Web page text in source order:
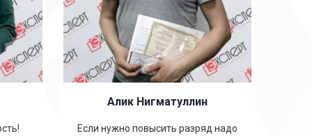
Алик Нигматуллин
Если нужно повысить разряд надо